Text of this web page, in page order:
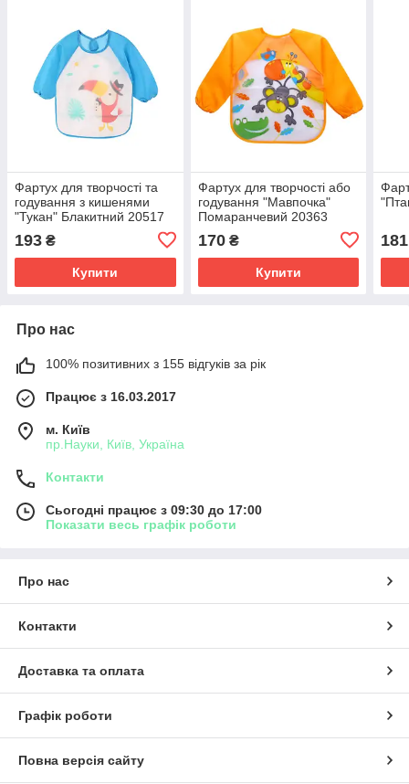
Фартух для творчості та
годування з кишенями
"Тукан" Блакитний 20517
193 ₴
Купити
Фартух для творчості або
годування "Мавпочка"
Помаранчевий 20363
170₴
Купити
181
Про нас
100% позитивних з 155 відгуків за рік
Працює з 16.03.2017
м. Київ
пр.Науки, Київ, Україна
Контакти
Сьогодні працює з 09:30 до 17:00
Показати весь графік роботи
Про нас
Контакти
Доставка та оплата
Графік роботи
Повна версія сайту